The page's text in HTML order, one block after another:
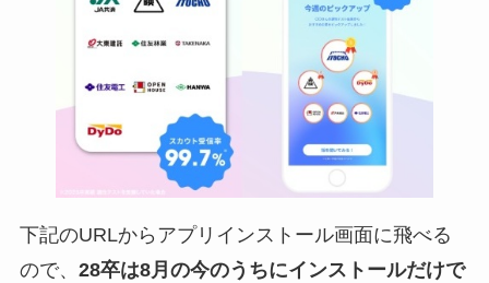
下記のURLからアプリインストール画面に飛べる
ので、 28卒は8月の今のうちにインストールだけで